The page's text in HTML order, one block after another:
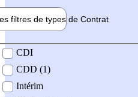
filtres de types de Contrat
contrat
CDI
CDD (1)
Intérim